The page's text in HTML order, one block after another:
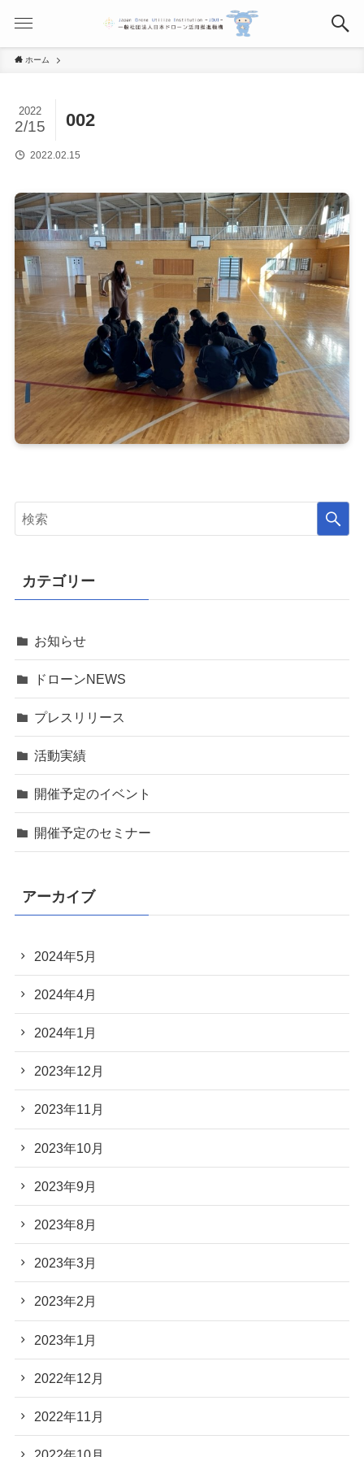
ホーム
002
2022
2/15
2022.02.15
カテゴリー
お知らせ
ドローンNEWS
プレスリリース
活動実績
開催予定のイベント
開催予定のセミナー
アーカイブ
2024年5月
2024年4月
2024年1月
2023年12月
2023年11月
2023年10月
2023年9月
2023年8月
2023年3月
2023年2月
2023年1月
2022年12月
2022年11月